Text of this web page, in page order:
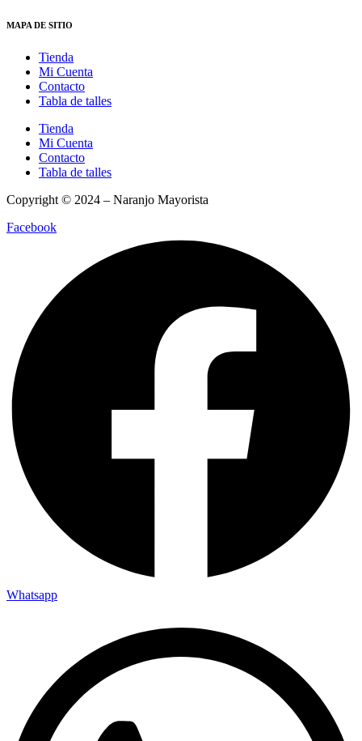
MAPA DE SITIO
Tienda
Mi Cuenta
Contacto
Tabla de talles
Tienda
Mi Cuenta
Contacto
Tabla de talles
Copyright © 2024 – Naranjo Mayorista
Facebook
Whatsapp